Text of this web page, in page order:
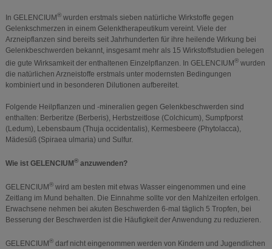
In GELENCIUM®wurden erstmals sieben natürliche Wirkstoffe gegen
Gelenkschmerzen in einem Gelenktherapeutikum vereint. Viele der
Arzneipflanzen sind bereits seit Jahrhunderten für ihre heilende Wirkung bei
Gelenkbeschwerden bekannt, insgesamt mehr als 15 Wirkstoffstudien belegen
die gute Wirksamkeit der enthaltenen Einzelpflanzen. In GELENCIUM®wurden
die natürlichen Arzneistoffe erstmals unter modernsten Bedingungen
kombiniert und in besonderen Dilutionen aufbereitet.
Folgende Heilpflanzen und -mineralien gegen Gelenkbeschwerden sind
enthalten: Berberitze (Berberis), Herbstzeitlose (Colchicum), Sumpfporst
(Ledum), Lebensbaum (Thuja occidentalis), Kermesbeere (Phytolacca),
Mädesüß (Spiraea ulmaria) und Sulfur.
Wie ist GELENCIUM®anzuwenden?
GELENCIUM®wird am besten mit etwas Wasser eingenommen und eine
Zeitlang im Mund behalten. Die Einnahme sollte vor den Mahlzeiten erfolgen.
Erwachsene nehmen bei akuten Beschwerden 6-mal täglich 5 Tropfen, bei
Besserung der Beschwerden ist die Häufigkeit der Anwendung zu reduzieren.
GELENCIUM®darf nicht eingenommen werden von Kindern und Jugendlichen